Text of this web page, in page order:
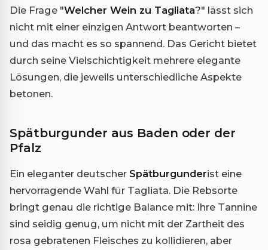
Die Frage "Welcher Wein zu Tagliata?" lässt sich
nicht mit einer einzigen Antwort beantworten –
und das macht es so spannend. Das Gericht bietet
durch seine Vielschichtigkeit mehrere elegante
Lösungen, die jeweils unterschiedliche Aspekte
betonen.
Spätburgunder aus Baden oder der
Pfalz
Ein eleganter deutscher Spätburgunderist eine
hervorragende Wahl für Tagliata. Die Rebsorte
bringt genau die richtige Balance mit: Ihre Tannine
sind seidig genug, um nicht mit der Zartheit des
rosa gebratenen Fleisches zu kollidieren, aber